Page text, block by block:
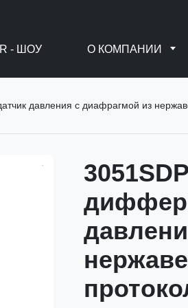
- ШОУ О КОМПАНИИ
давления с диафрагмой из